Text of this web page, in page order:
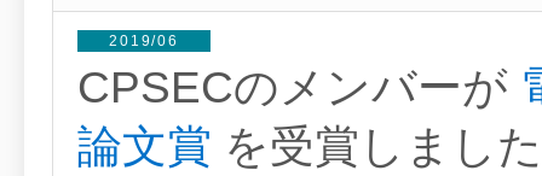
2019/06
CPSECのメンバーが
論文賞 を受賞しまし